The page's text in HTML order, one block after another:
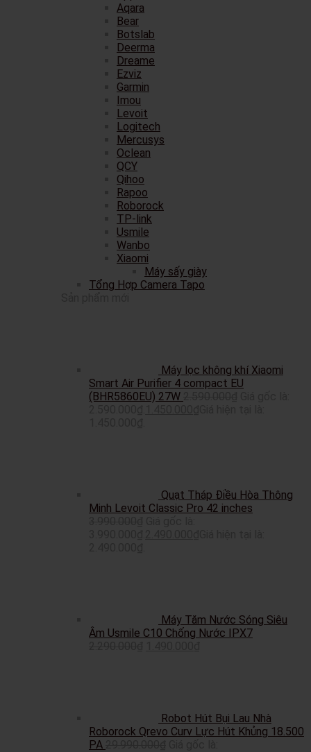
Aqara
Bear
Botslab
Deerma
Dreame
Ezviz
Garmin
Imou
Levoit
Logitech
Mercusys
Oclean
QCY
Qihoo
Rapoo
Roborock
TP-link
Usmile
Wanbo
Xiaomi
Máy sấy giày
Tổng Hợp Camera Tapo
Máy lọc không khí Xiaomi
Smart Air Purifier 4 compact EU
(BHR5860EU) 27W
Quạt Tháp Điều Hòa Thông
Minh Levoit Classic Pro 42 inches
Máy Tăm Nước Sóng Siêu
Âm Usmile C10 Chống Nước IPX7
Robot Hút Bụi Lau Nhà
Roborock Qrevo Curv Lực Hút Khủng 18.500
PA